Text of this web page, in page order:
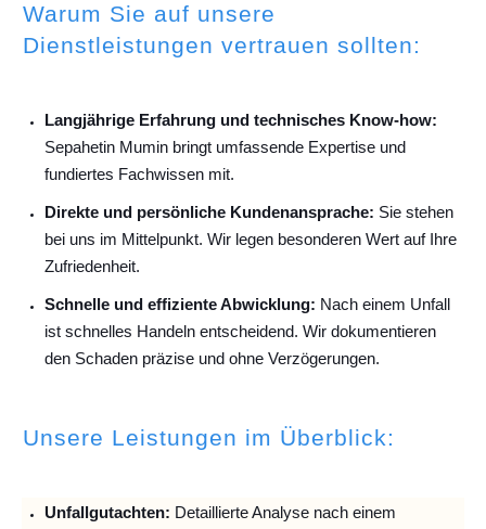
Warum Sie auf unsere
Dienstleistungen vertrauen sollten:
Langjährige Erfahrung und technisches Know-how:
Sepahetin Mumin bringt umfassende Expertise und
fundiertes Fachwissen mit.
Direkte und persönliche Kundenansprache: Sie stehen
bei uns im Mittelpunkt. Wir legen besonderen Wert auf Ihre
Zufriedenheit.
Schnelle und effiziente Abwicklung: Nach einem Unfall
ist schnelles Handeln entscheidend. Wir dokumentieren
den Schaden präzise und ohne Verzögerungen.
Unsere Leistungen im Überblick:
Unfallgutachten: Detaillierte Analyse nach einem